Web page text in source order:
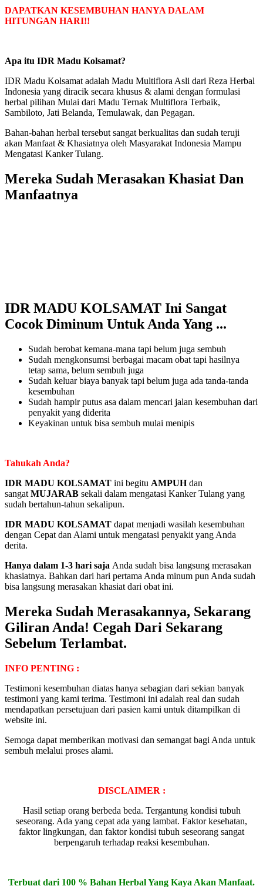
DAPATKAN KESEMBUHAN HANYA DALAM
HITUNGAN HARI!!
Apa itu IDR Madu Kolsamat?
IDR Madu Kolsamat adalah Madu Multiflora Asli dari Reza Herbal
Indonesia yang diracik secara khusus & alami dengan formulasi
herbal pilihan Mulai dari Madu Ternak Multiflora Terbaik,
Sambiloto, Jati Belanda, Temulawak, dan Pegagan.
Bahan-bahan herbal tersebut sangat berkualitas dan sudah teruji
akan Manfaat & Khasiatnya oleh Masyarakat Indonesia Mampu
Mengatasi Kanker Tulang.
Mereka Sudah Merasakan Khasiat Dan
Manfaatnya
IDR MADU KOLSAMAT Ini Sangat
Cocok Diminum Untuk Anda Yang ...
Sudah berobat kemana-mana tapi belum juga sembuh
Sudah mengkonsumsi berbagai macam obat tapi hasilnya
tetap sama, belum sembuh juga
Sudah keluar biaya banyak tapi belum juga ada tanda-tanda
kesembuhan
Sudah hampir putus asa dalam mencari jalan kesembuhan dari
penyakit yang diderita
Keyakinan untuk bisa sembuh mulai menipis
Tahukah Anda?
IDR MADU KOLSAMAT ini begitu AMPUHdan
sangat MUJARAB sekali dalam mengatasi Kanker Tulang yang
sudah bertahun-tahun sekalipun.
IDR MADU KOLSAMAT dapat menjadi wasilah kesembuhan
dengan Cepat dan Alami untuk mengatasi penyakit yang Anda
derita.
Hanya dalam 1-3 hari saja Anda sudah bisa langsung merasakan
khasiatnya. Bahkan dari hari pertama Anda minum pun Anda sudah
bisa langsung merasakan khasiat dari obat ini.
Mereka Sudah Merasakannya, Sekarang
Giliran Anda! Cegah Dari Sekarang
Sebelum Terlambat.
INFO PENTING :
Testimoni kesembuhan diatas hanya sebagian dari sekian banyak
testimoni yang kami terima. Testimoni ini adalah real dan sudah
mendapatkan persetujuan dari pasien kami untuk ditampilkan di
website ini.
Semoga dapat memberikan motivasi dan semangat bagi Anda untuk
sembuh melalui proses alami.
DISCLAIMER :
Hasil setiap orang berbeda beda. Tergantung kondisi tubuh
seseorang. Ada yang cepat ada yang lambat. Faktor kesehatan,
faktor lingkungan, dan faktor kondisi tubuh seseorang sangat
berpengaruh terhadap reaksi kesembuhan.
Terbuat dari 100 % Bahan Herbal Yang Kaya Akan Manfaat.